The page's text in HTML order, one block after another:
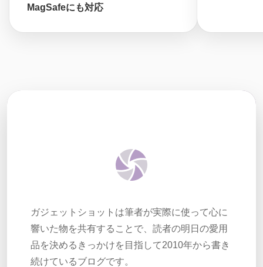
MagSafeにも対応
ガジェットショットは筆者が実際に使って心に
響いた物を共有することで、読者の明日の愛用
品を決めるきっかけを目指して2010年から書き
続けているブログです。